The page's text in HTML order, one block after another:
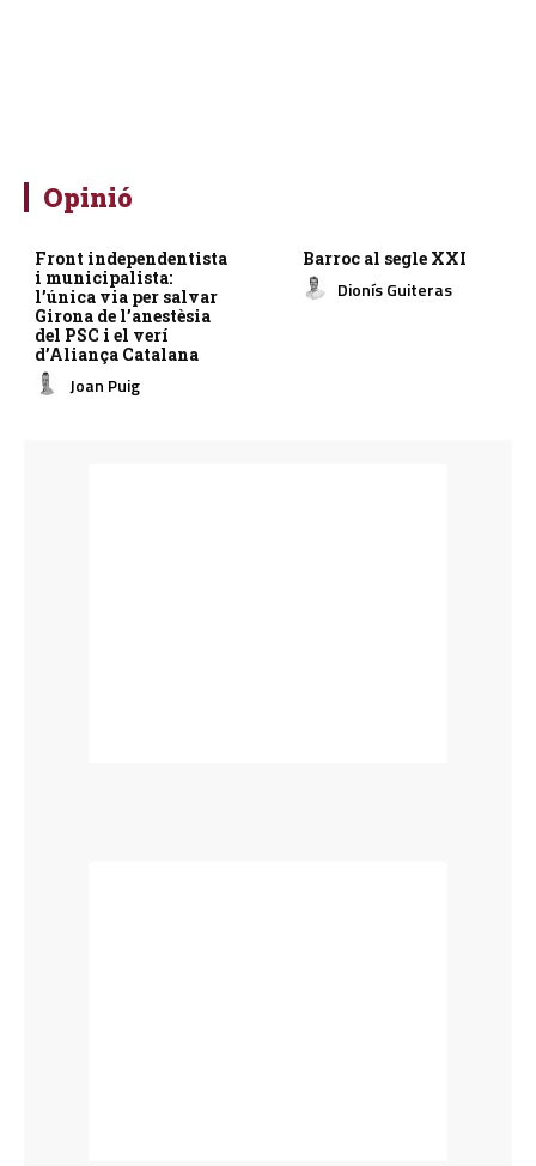
Opinió
Front independentista
i municipalista:
l’única via per salvar
Girona de l’anestèsia
del PSC i el verí
d’Aliança Catalana
Joan Puig
Barroc al segle XXI
Dionís Guiteras